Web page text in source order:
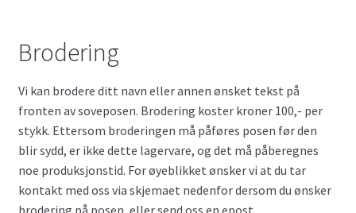
Brodering
Vi kan brodere ditt navn eller annen ønsket tekst på
fronten av soveposen. Brodering koster kroner 100,- per
stykk. Ettersom broderingen må påføres posen før den
blir sydd, er ikke dette lagervare, og det må påberegnes
noe produksjonstid. For øyeblikket ønsker vi at du tar
kontakt med oss via skjemaet nedenfor dersom du ønsker